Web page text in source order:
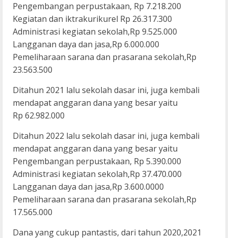
Pengembangan perpustakaan, Rp 7.218.200
Kegiatan dan iktrakurikurel Rp 26.317.300
Administrasi kegiatan sekolah,Rp 9.525.000
Langganan daya dan jasa,Rp 6.000.000
Pemeliharaan sarana dan prasarana sekolah,Rp
23.563.500
Ditahun 2021 lalu sekolah dasar ini, juga kembali
mendapat anggaran dana yang besar yaitu
Rp 62.982.000
Ditahun 2022 lalu sekolah dasar ini, juga kembali
mendapat anggaran dana yang besar yaitu
Pengembangan perpustakaan, Rp 5.390.000
Administrasi kegiatan sekolah,Rp 37.470.000
Langganan daya dan jasa,Rp 3.600.0000
Pemeliharaan sarana dan prasarana sekolah,Rp
17.565.000
Dana yang cukup pantastis, dari tahun 2020,2021